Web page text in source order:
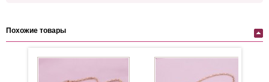
Похожие товары